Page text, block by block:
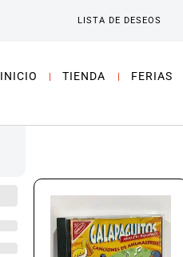
LISTA DE DESEOS
INICIO TIENDA FERIAS